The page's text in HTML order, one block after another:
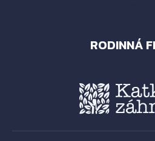
RODINNÁ